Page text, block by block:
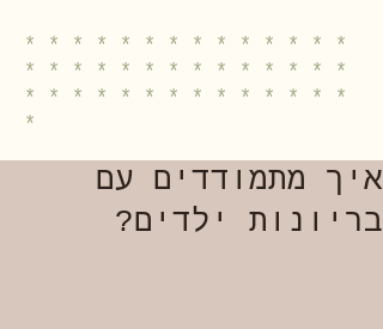
* * * * * * * * * * * * * *
* * * * * * * * * * * * * *
* * * * * * * * * * * * * *
*
איך מתמודדים עם
בריונות ילדים?